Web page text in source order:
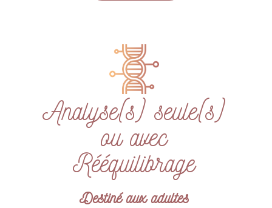
Analyse(s) seule(s)
ou avec
Rééquilibrage
Destiné aux adultes